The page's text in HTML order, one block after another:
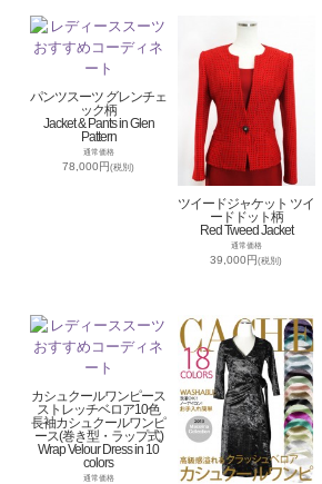
パンツスーツ グレンチェ
ック柄
Jacket & Pants in Glen
Pattern
通常価格
78,000円(税別)
ツイードジャケット ツイ
ードドット柄
Red Tweed Jacket
通常価格
39,000円(税別)
カシュクールワンピース
ストレッチベロア10色
長袖カシュクールワンピ
ース(巻き型・ラップ式)
Wrap Velour Dress in 10
colors
通常価格